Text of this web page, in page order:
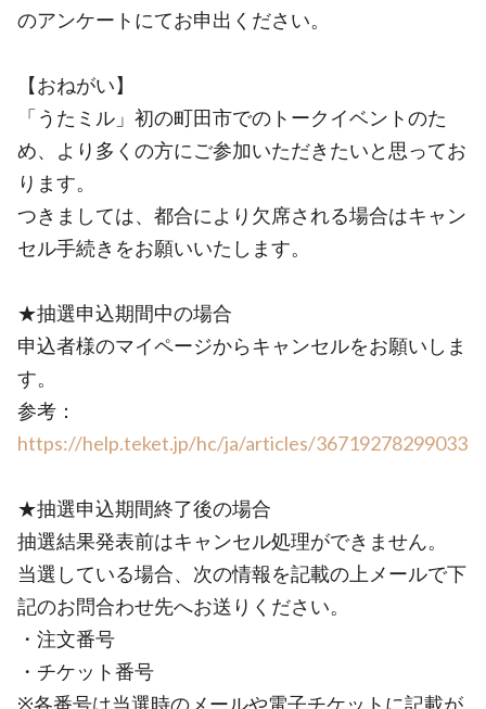
のアンケートにてお申出ください。
【おねがい】
「うたミル」初の町田市でのトークイベントのた
め、より多くの方にご参加いただきたいと思ってお
ります。
つきましては、都合により欠席される場合はキャン
セル手続きをお願いいたします。
★抽選申込期間中の場合
申込者様のマイページからキャンセルをお願いしま
す。
参考：
https://help.teket.jp/hc/ja/articles/36719278299033
★抽選申込期間終了後の場合
抽選結果発表前はキャンセル処理ができません。
当選している場合、次の情報を記載の上メールで下
記のお問合わせ先へお送りください。
・注文番号
・チケット番号
※各番号は当選時のメールや電子チケットに記載が